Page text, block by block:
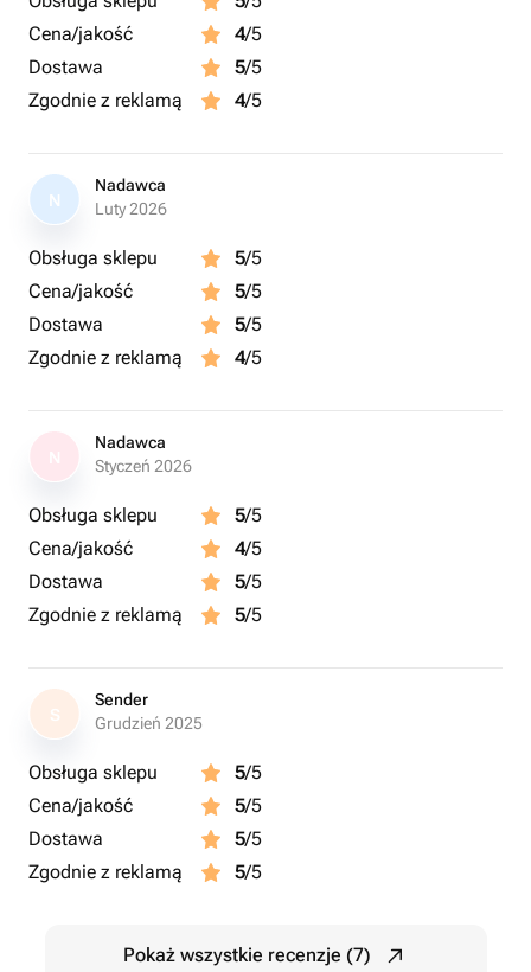
Cena/jakość
4/5
Dostawa
5/5
Zgodnie z reklamą
4/5
N
Nadawca
Luty 2026
Obsługa sklepu 5/5
Cena/jakość
5/5
Dostawa
5/5
Zgodnie z reklamą
4/5
Nadawca
Styczeń 2026
Obsługa sklepu 5/5
Cena/jakość
4/5
Dostawa
5/5
Zgodnie z reklamą
5/5
S
Sender
Grudzień 2025
Obsługa sklepu 5/5
Cena/jakość
5/5
Dostawa
5/5
Zgodnie z reklamą
5/5
Pokaż wszystkie recenzje (7)